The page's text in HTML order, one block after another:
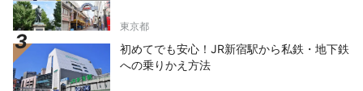
東京都
初めてでも安心！JR新宿駅から私鉄・地下鉄
への乗りかえ方法